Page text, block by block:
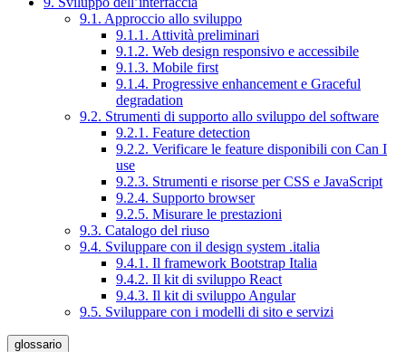
9.1. Approccio allo sviluppo
9.1.1. Attività preliminari
9.1.2. Web design responsivo e accessibile
9.1.3. Mobile first
9.1.4. Progressive enhancement e Graceful
degradation
9.2. Strumenti di supporto allo sviluppo del software
9.2.1. Feature detection
9.2.2. Verificare le feature disponibili con Can I
use
9.2.3. Strumenti e risorse per CSS e JavaScript
9.2.4. Supporto browser
9.2.5. Misurare le prestazioni
9.3. Catalogo del riuso
9.4. Sviluppare con il design system .italia
9.4.1. Il framework Bootstrap Italia
9.4.2. Il kit di sviluppo React
9.4.3. Il kit di sviluppo Angular
9.5. Sviluppare con i modelli di sito e servizi
glossario